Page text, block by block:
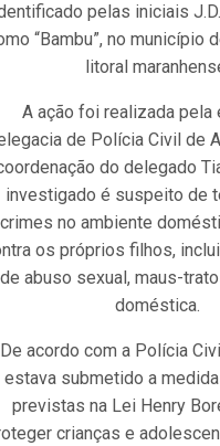
pelas iniciais
“Bambu”, no município
litoral
A ação foi realizada pela
de Polícia Civil de
do delegado
investigado é suspeito de
crimes no ambiente
os próprios filhos,
de abuso sexual, maus-
doméstica.
De acordo com a Polícia
estava submetido a
previstas na Lei Henry
crianças e